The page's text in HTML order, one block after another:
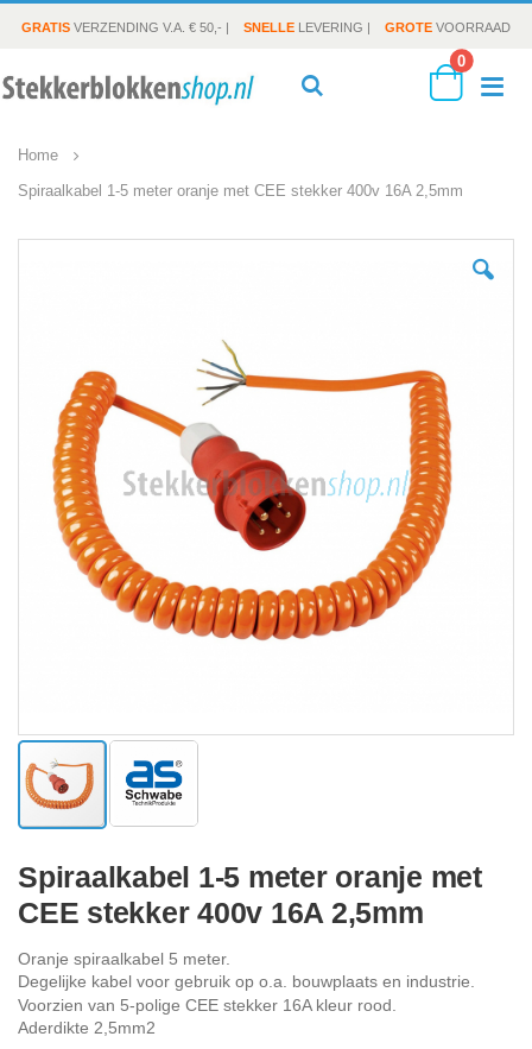
GRATIS VERZENDING V.A. € 50,- | SNELLE LEVERING | GROTE VOORRAAD
Cart
0
Home
Spiraalkabel 1-5 meter oranje met CEE stekker 400v 16A 2,5mm
afbeeldingen-
gallerij
naar
het
begin
de
afbeeldingen-
gallerij
Spiraalkabel 1-5 meter oranje met
CEE stekker 400v 16A 2,5mm
Oranje spiraalkabel 5 meter.
Degelijke kabel voor gebruik op o.a. bouwplaats en industrie.
Voorzien van 5-polige CEE stekker 16A kleur rood.
Aderdikte 2,5mm2